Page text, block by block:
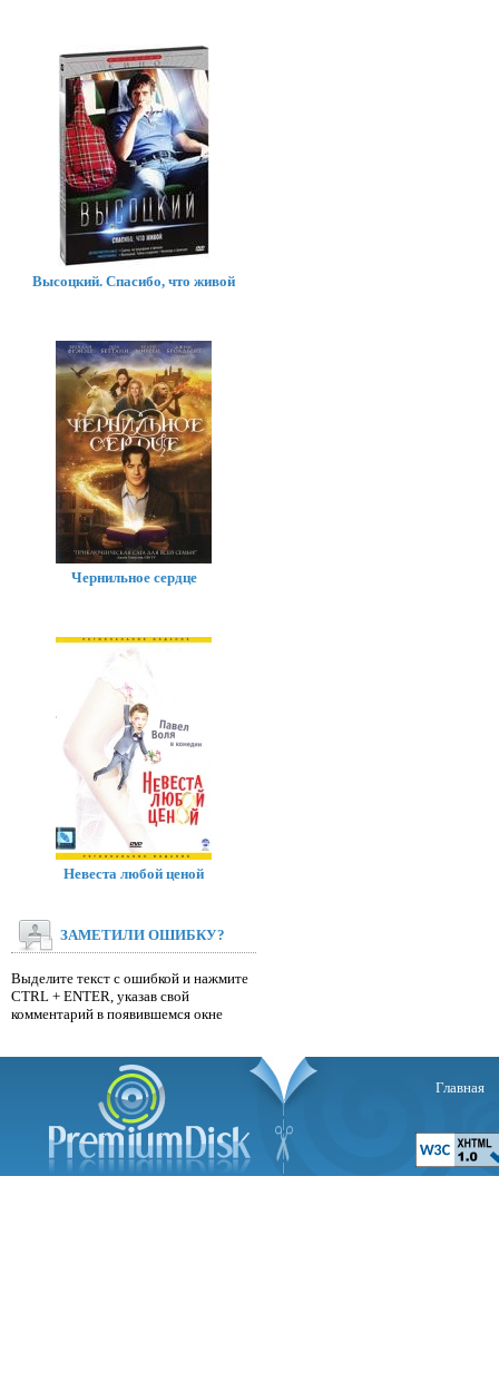
Высоцкий. Спасибо, что живой
Чернильное сердце
Невеста любой ценой
ЗАМЕТИЛИ ОШИБКУ?
Выделите текст с ошибкой и нажмите
CTRL + ENTER, указав свой
комментарий в появившемся окне
Главная